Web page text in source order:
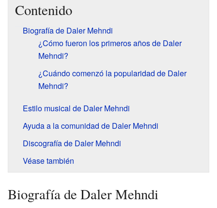
Contenido
Biografía de Daler Mehndi
¿Cómo fueron los primeros años de Daler
Mehndi?
¿Cuándo comenzó la popularidad de Daler
Mehndi?
Estilo musical de Daler Mehndi
Ayuda a la comunidad de Daler Mehndi
Discografía de Daler Mehndi
Véase también
Biografía de Daler Mehndi